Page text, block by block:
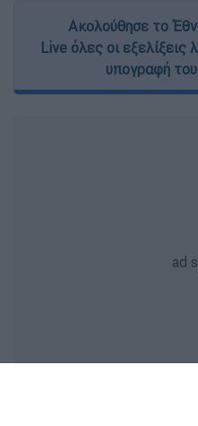
Ακολούθησε το
Live όλες οι
υπογραφή